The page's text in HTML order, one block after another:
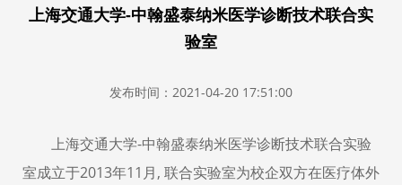
上海交通大学-中翰盛泰纳米医学诊断技术联合实
验室
发布时间：2021-04-20 17:51:00
上海交通大学-中翰盛泰纳米医学诊断技术联合实验
室成立于2013年11月, 联合实验室为校企双方在医疗体外